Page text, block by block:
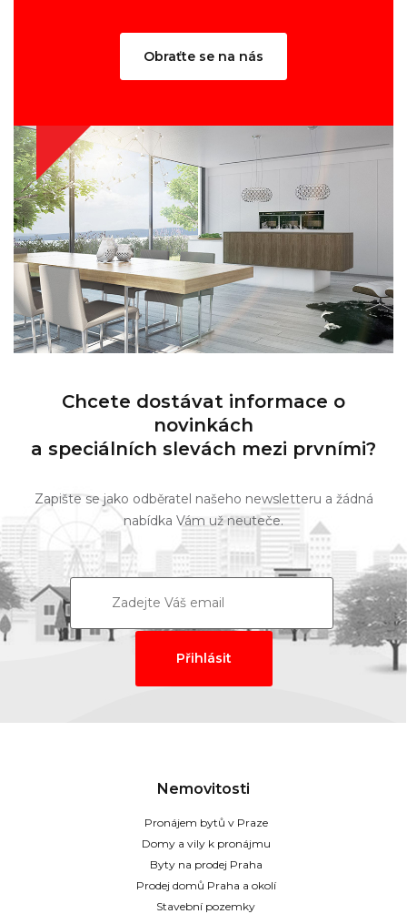
Obraťte se na nás
Chcete dostávat informace o
novinkách
a speciálních slevách mezi prvními?
Zapište se jako odběratel našeho newsletteru a žádná
nabídka Vám už neuteče.
Nemovitosti
Pronájem bytů v Praze
Domy a vily k pronájmu
Byty na prodej Praha
Prodej domů Praha a okolí
Stavební pozemky